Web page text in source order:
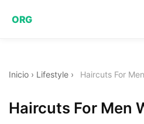
ORG
Inicio › Lifestyle › Haircuts For
Haircuts For Men